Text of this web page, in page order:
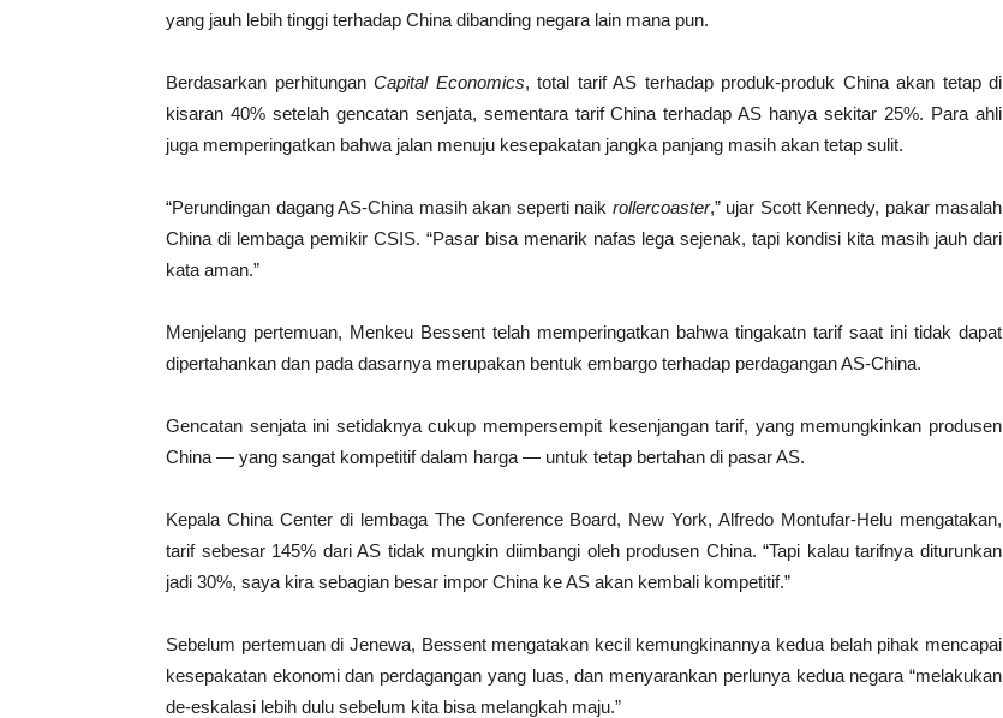
yang jauh lebih tinggi terhadap China dibanding negara lain mana pun.
Berdasarkan perhitungan Capital Economics, total tarif AS terhadap produk-produk China akan tetap di
kisaran 40% setelah gencatan senjata, sementara tarif China terhadap AS hanya sekitar 25%. Para ahli
juga memperingatkan bahwa jalan menuju kesepakatan jangka panjang masih akan tetap sulit.
“Perundingan dagang AS-China masih akan seperti naik rollercoaster,” ujar Scott Kennedy, pakar masalah
China di lembaga pemikir CSIS. “Pasar bisa menarik nafas lega sejenak, tapi kondisi kita masih jauh dari
kata aman.”
Menjelang pertemuan, Menkeu Bessent telah memperingatkan bahwa tingakatn tarif saat ini tidak dapat
dipertahankan dan pada dasarnya merupakan bentuk embargo terhadap perdagangan AS-China.
Gencatan senjata ini setidaknya cukup mempersempit kesenjangan tarif, yang memungkinkan produsen
China — yang sangat kompetitif dalam harga — untuk tetap bertahan di pasar AS.
Kepala China Center di lembaga The Conference Board, New York, Alfredo Montufar-Helu mengatakan,
tarif sebesar 145% dari AS tidak mungkin diimbangi oleh produsen China. “Tapi kalau tarifnya diturunkan
jadi 30%, saya kira sebagian besar impor China ke AS akan kembali kompetitif.”
Sebelum pertemuan di Jenewa, Bessent mengatakan kecil kemungkinannya kedua belah pihak mencapai
kesepakatan ekonomi dan perdagangan yang luas, dan menyarankan perlunya kedua negara “melakukan
de-eskalasi lebih dulu sebelum kita bisa melangkah maju.”